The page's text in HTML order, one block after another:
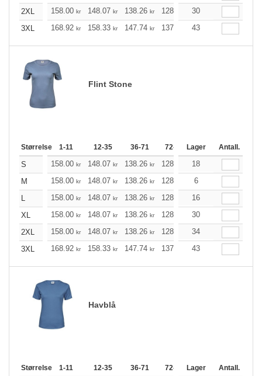
2XL
158.00 kr 148.07 kr 138.26 kr 128.34 118.41
30
3XL
168.92 kr 158.33 kr 147.74 kr 137.26 126.66
43
Flint Stone
Størrelse 1-11 12-35 36-71 72-143 144-287
Lager Antall.
S 158.00 kr 148.07 kr 138.26 kr 128.34 118.41
18
M
158.00 kr 148.07 kr 138.26 kr 128.34
6
L
158.00 kr 148.07 kr 138.26 kr 128.34 118.41
16
XL
158.00 kr 148.07 kr 138.26 kr 128.34 118.41
30
2XL
158.00 kr 148.07 kr 138.26 kr 128.34 118.41
34
3XL
168.92 kr 158.33 kr 147.74 kr 137.26 126.66
43
Havblå
Størrelse 1-11 12-35 36-71 72-143 144-287
Lager Antall.